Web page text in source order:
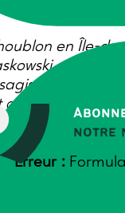
notre
Erreur :
en Île-
est
de
après en
5 ans. Un
du vivant